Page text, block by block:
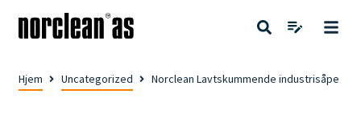
Hjem Uncategorized Norclean Lavtskummende industrisåpe